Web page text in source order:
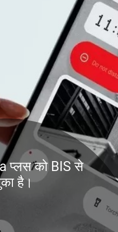
प्लस को BIS से
है।